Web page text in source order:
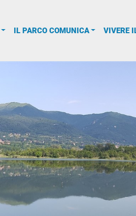
IL PARCO COMUNICA VIVERE